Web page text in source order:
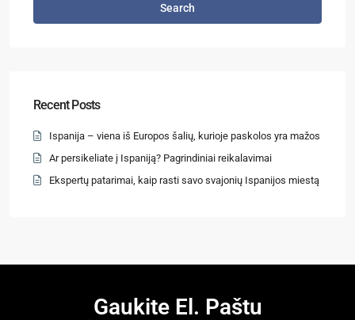
Search
Recent Posts
Ispanija – viena iš Europos šalių, kurioje paskolos yra mažos
Ar persikeliate į Ispaniją? Pagrindiniai reikalavimai
Ekspertų patarimai, kaip rasti savo svajonių Ispanijos miestą
Gaukite El. Paštu